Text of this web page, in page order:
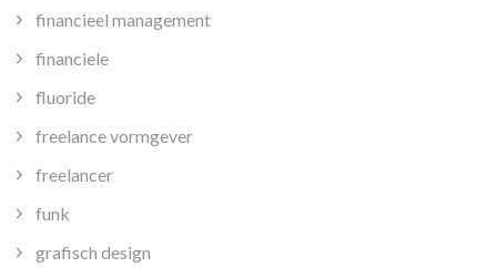
financieel management
financiele
fluoride
freelance vormgever
freelancer
funk
grafisch design